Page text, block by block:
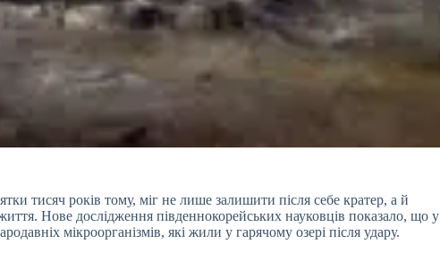
тисяч років тому, міг не лише залишити після себе кратер, а й
Нове дослідження південнокорейських науковців показало, що у
мікроорганізмів, які жили у гарячому озері після удару.